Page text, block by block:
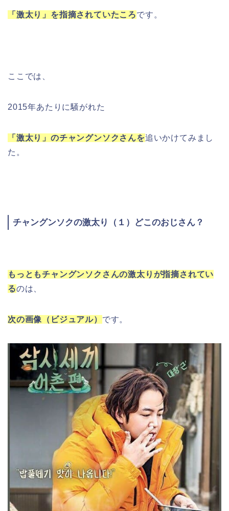
「激太り」を指摘されていたころです。
ここでは、
2015年あたりに騒がれた
「激太り」のチャングンソクさんを追いかけてみまし
た。
チャングンソクの激太り（１）どこのおじさん？
もっともチャングンソクさんの激太りが指摘されてい
るのは、
次の画像（ビジュアル） です。